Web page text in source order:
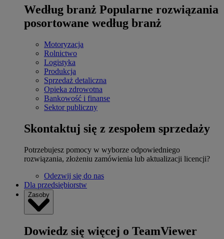
Według branż Popularne rozwiązania
posortowane według branż
Motoryzacja
Rolnictwo
Logistyka
Produkcja
Sprzedaż detaliczna
Opieka zdrowotna
Bankowość i finanse
Sektor publiczny
Skontaktuj się z zespołem sprzedaży
Potrzebujesz pomocy w wyborze odpowiedniego
rozwiązania, złożeniu zamówienia lub aktualizacji licencji?
Odezwij się do nas
Dla przedsiębiorstw
Zasoby
Dowiedz się więcej o TeamViewer